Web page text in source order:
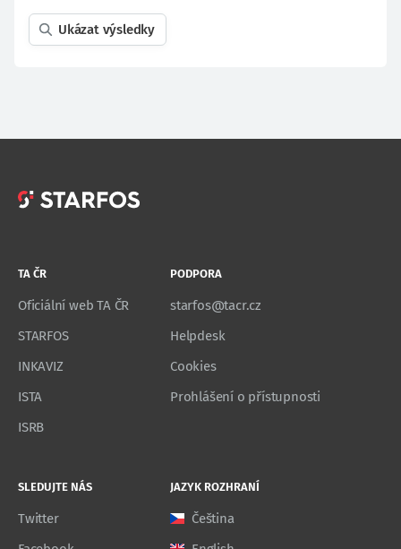
Ukázat výsledky
TA ČR
Oficiální web TA ČR
STARFOS
INKAVIZ
ISTA
ISRB
PODPORA
starfos@tacr.cz
Helpdesk
Cookies
Prohlášení o přístupnosti
SLEDUJTE NÁS
Twitter
JAZYK ROZHRANÍ
Čeština